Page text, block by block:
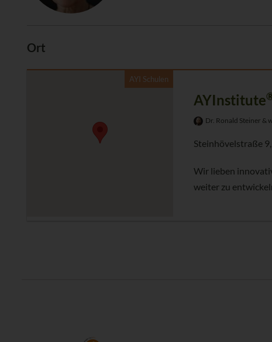
Ort
AYI Schulen
AYInstitute
Dr. Ronald Steiner &
Steinhövelstraße
Wir lieben
weiter zu